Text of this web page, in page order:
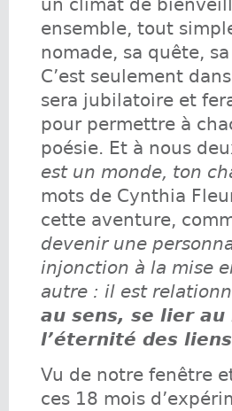
un climat de
ensemble, tout
nomade, sa quête,
C’est seulement
sera jubilatoire et
pour permettre à
poésie. Et à nous
est un monde, ton
mots de Cynthia
cette aventure,
devenir une
injonction à la mise
autre : il est
au sens, se lier
l’éternité des
Vu de notre fenêtre
ces 18 mois